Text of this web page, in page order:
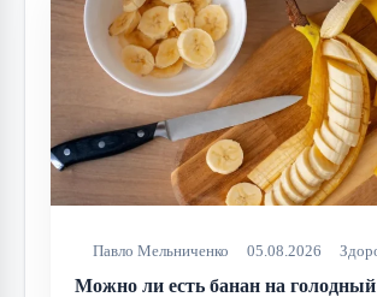
Павло Мельниченко 05.08.2026
Можно ли есть банан на